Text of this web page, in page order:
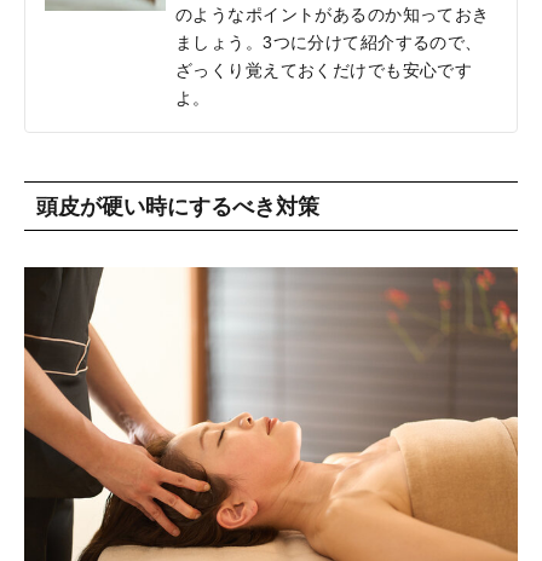
のようなポイントがあるのか知っておき
ましょう。3つに分けて紹介するので、
ざっくり覚えておくだけでも安心です
よ。
頭皮が硬い時にするべき対策